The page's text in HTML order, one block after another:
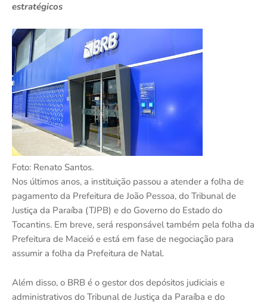
estratégicos
Foto: Renato Santos.
Nos últimos anos, a instituição passou a atender a folha de
pagamento da Prefeitura de João Pessoa, do Tribunal de
Justiça da Paraíba (TJPB) e do Governo do Estado do
Tocantins. Em breve, será responsável também pela folha da
Prefeitura de Maceió e está em fase de negociação para
assumir a folha da Prefeitura de Natal.
Além disso, o BRB é o gestor dos depósitos judiciais e
administrativos do Tribunal de Justiça da Paraíba e do